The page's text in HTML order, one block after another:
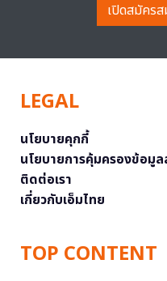
เปิดสมัคร
LEGAL
นโยบายคุกกี้
นโยบายการคุ้มครองข้อมู
ติดต่อเรา
เกี่ยวกับเอ็มไทย
TOP CONTENT